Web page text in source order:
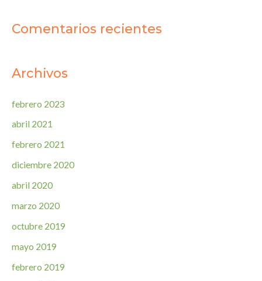
Comentarios recientes
Archivos
febrero 2023
abril 2021
febrero 2021
diciembre 2020
abril 2020
marzo 2020
octubre 2019
mayo 2019
febrero 2019